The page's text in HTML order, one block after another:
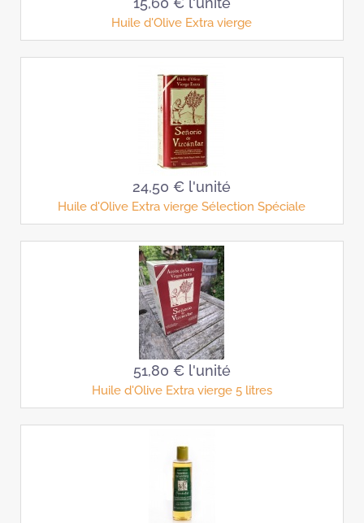
Huile d'Olive Extra vierge
24,50 € l'unité
Huile d'Olive Extra vierge Sélection Spéciale
51,80 € l'unité
Huile d'Olive Extra vierge 5 litres